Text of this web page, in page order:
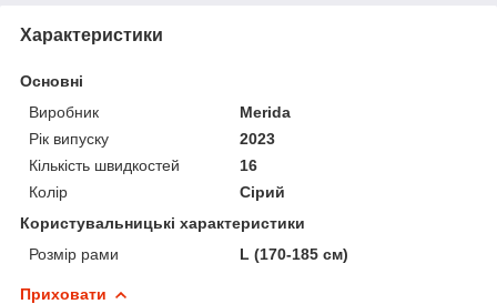
Характеристики
Основні
Виробник
Merida
Рік випуску
2023
Кількість швидкостей
16
Колір
Сірий
Користувальницькі характеристики
Розмір рами
L (170-185 см)
Приховати